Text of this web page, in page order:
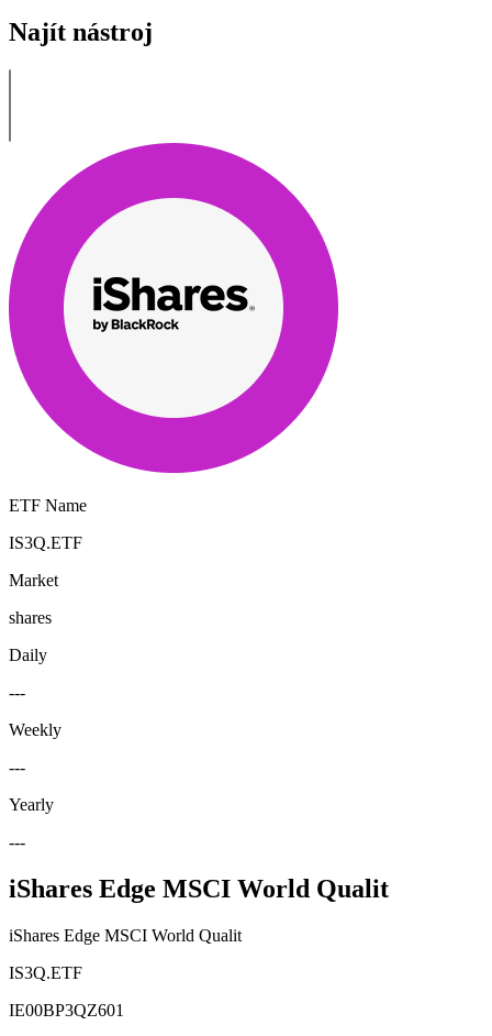
Najít nástroj
ETF Name
IS3Q.ETF
Market
shares
Daily
---
Weekly
---
Yearly
---
iShares Edge MSCI World Qualit
iShares Edge MSCI World Qualit
IS3Q.ETF
IE00BP3QZ601